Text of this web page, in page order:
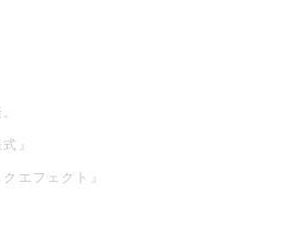
』
エフェクト』